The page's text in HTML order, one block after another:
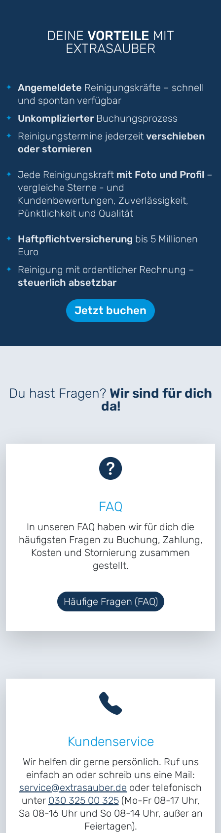
DEINE VORTEILE MIT
EXTRASAUBER
Angemeldete Reinigungskräfte – schnell
und spontan verfügbar
Unkomplizierter Buchungsprozess
Reinigungstermine jederzeit verschieben
oder stornieren
Jede Reinigungskraft mit Foto und Profil –
vergleiche Sterne - und
Kundenbewertungen, Zuverlässigkeit,
Pünktlichkeit und Qualität
Haftpflichtversicherung bis 5 Millionen
Euro
Reinigung mit ordentlicher Rechnung –
steuerlich absetzbar
Jetzt buchen
Du hast Fragen? Wir sind für dich
da!
FAQ
In unseren FAQ haben wir für dich die
häufigsten Fragen zu Buchung, Zahlung,
Kosten und Stornierung zusammen
gestellt.
Häufige Fragen (FAQ)
Kundenservice
Wir helfen dir gerne persönlich. Ruf uns
einfach an oder schreib uns eine Mail:
service@extrasauber.de oder telefonisch
unter 030 325 00 325(Mo-Fr 08-17 Uhr,
Sa 08-16 Uhr und So 08-14 Uhr, außer an
Feiertagen).